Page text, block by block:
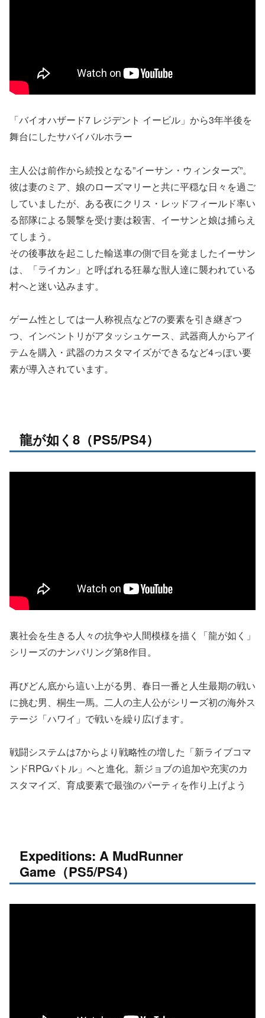
「バイオハザード7 レジデント イービル」から3年半後を
舞台にしたサバイバルホラー
主人公は前作から続投となる”イーサン・ウィンターズ”。
彼は妻のミア、娘のローズマリーと共に平穏な日々を過ご
していましたが、ある夜にクリス・レッドフィールド率い
る部隊による襲撃を受け妻は殺害、イーサンと娘は捕らえ
てしまう。
その後事故を起こした輸送車の側で目を覚ましたイーサン
は、「ライカン」と呼ばれる狂暴な獣人達に襲われている
村へと迷い込みます。
ゲーム性としては一人称視点など7の要素を引き継ぎつ
つ、インベントリがアタッシュケース、武器商人からアイ
テムを購入・武器のカスタマイズができるなど4っぽい要
素が導入されています。
龍が如く8（PS5/PS4）
裏社会を生きる人々の抗争や人間模様を描く「龍が如く」
シリーズのナンバリング第8作目。
再びどん底から這い上がる男、春日一番と人生最期の戦い
に挑む男、桐生一馬。二人の主人公がシリーズ初の海外ス
テージ「ハワイ」で戦いを繰り広げます。
戦闘システムは7からより戦略性の増した「新ライブコマ
ンドRPGバトル」へと進化。新ジョブの追加や充実のカ
スタマイズ、育成要素で最強のパーティを作り上げよう
Expeditions: A MudRunner
Game（PS5/PS4）